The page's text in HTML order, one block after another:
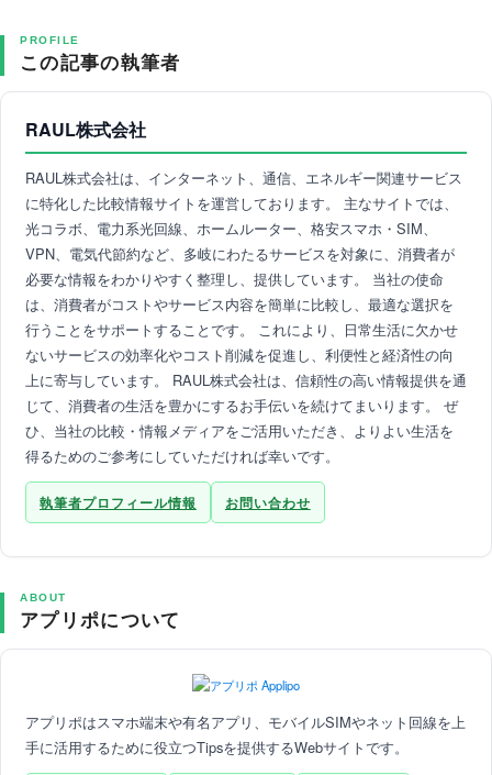
PROFILE
この記事の執筆者
RAUL株式会社
RAUL株式会社は、インターネット、通信、エネルギー関連サービス
に特化した比較情報サイトを運営しております。 主なサイトでは、
光コラボ、電力系光回線、ホームルーター、格安スマホ・SIM、
VPN、電気代節約など、多岐にわたるサービスを対象に、消費者が
必要な情報をわかりやすく整理し、提供しています。 当社の使命
は、消費者がコストやサービス内容を簡単に比較し、最適な選択を
行うことをサポートすることです。 これにより、日常生活に欠かせ
ないサービスの効率化やコスト削減を促進し、利便性と経済性の向
上に寄与しています。 RAUL株式会社は、信頼性の高い情報提供を通
じて、消費者の生活を豊かにするお手伝いを続けてまいります。 ぜ
ひ、当社の比較・情報メディアをご活用いただき、よりよい生活を
得るためのご参考にしていただければ幸いです。
執筆者プロフィール情報 お問い合わせ
ABOUT
アプリポについて
アプリポはスマホ端末や有名アプリ、モバイルSIMやネット回線を上
手に活用するために役立つTipsを提供するWebサイトです。